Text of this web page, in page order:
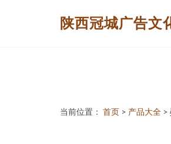
陕西冠城广告文
当前位置： 首页 > 产品大全 >